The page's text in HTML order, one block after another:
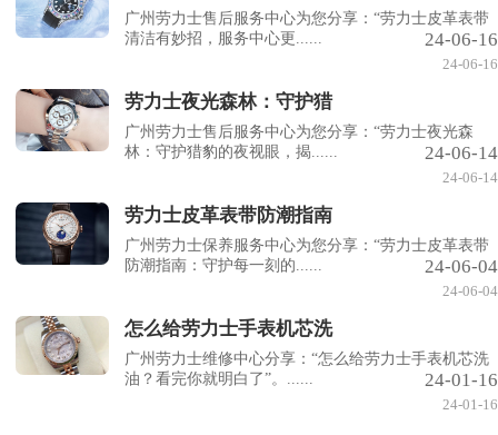
广州劳力士售后服务中心为您分享：“劳力士皮革表带
清洁有妙招，服务中心更......
24-06-16
24-06-16
劳力士夜光森林：守护猎
广州劳力士售后服务中心为您分享：“劳力士夜光森
林：守护猎豹的夜视眼，揭......
24-06-14
24-06-14
劳力士皮革表带防潮指南
广州劳力士保养服务中心为您分享：“劳力士皮革表带
防潮指南：守护每一刻的......
24-06-04
24-06-04
怎么给劳力士手表机芯洗
广州劳力士维修中心分享：“怎么给劳力士手表机芯洗
油？看完你就明白了”。......
24-01-16
24-01-16